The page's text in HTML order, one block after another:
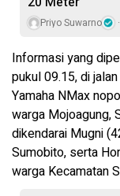
Priyo Suwarno
Informasi yang
pukul 09.15, di
Yamaha NMax
warga Mojoagung,
dikendarai Mugni
Sumobito, serta
warga Kecamatan